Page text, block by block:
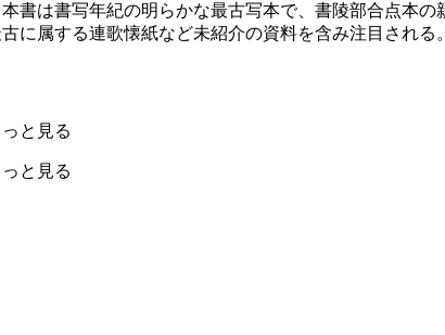
書は書写年紀の明らかな最古写本で、書陵部合点本
に属する連歌懐紙など未紹介の資料を含み注目される。
と見る
と見る